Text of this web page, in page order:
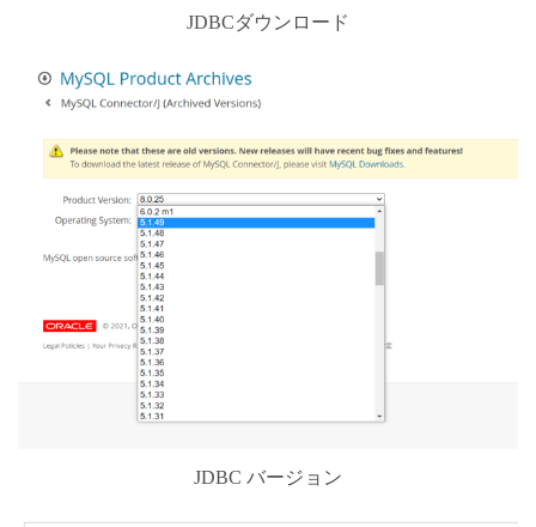
JDBCダウンロード
JDBC バージョン